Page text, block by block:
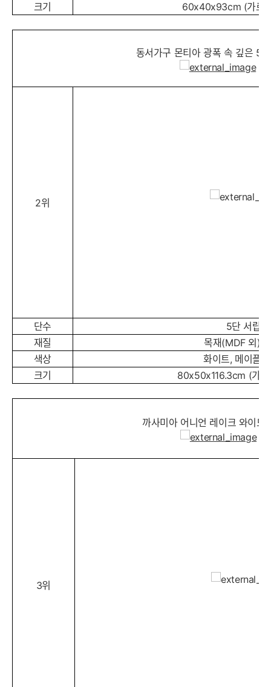
크기
60x40x93cm (가로x
동서가구 몬티아 광폭 속 깊은 5
2위
단수
5단 서랍장
재질
목재(MDF 외
색상
화이트, 메이플,
크기
80x50x116.3cm (가
까사미아 어니언 레이크 와이드
3위
세부정보 열기/접기